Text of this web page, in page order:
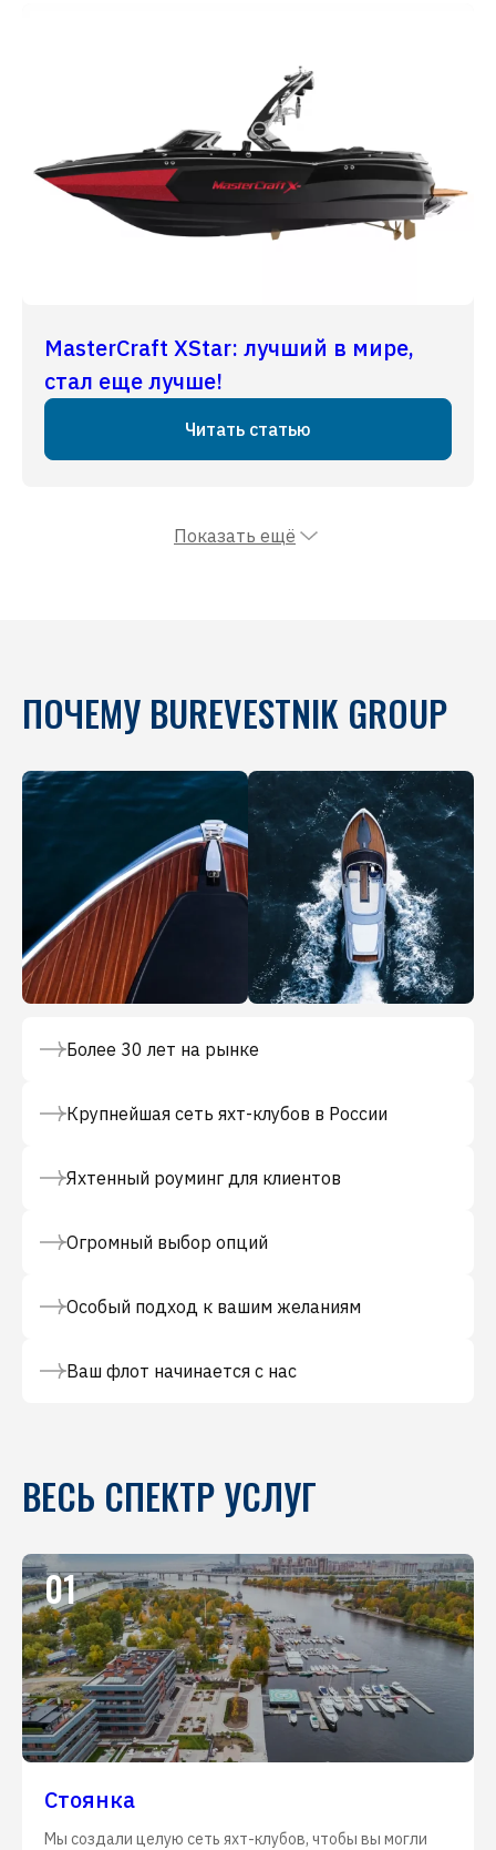
MasterCraft XStar: лучший в мире,
стал еще лучше!
Читать статью
Показать ещё
ПОЧЕМУ BUREVESTNIK GROUP
Более 30 лет на рынке
Крупнейшая сеть яхт-клубов в России
Яхтенный роуминг для клиентов
Огромный выбор опций
Особый подход к вашим желаниям
Ваш флот начинается с нас
ВЕСЬ СПЕКТР УСЛУГ
01
Стоянка
Мы создали целую сеть яхт-клубов, чтобы вы могли